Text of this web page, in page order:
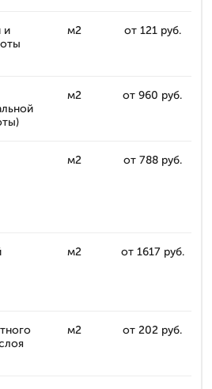
и
м2 от 121 руб.
м2 от 960 руб.
м2 от 788 руб.
м2 от 1617 руб.
м2 от 202 руб.